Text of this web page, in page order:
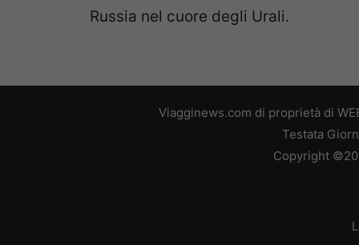
Russia nel cuore degli Urali.
Viagginews.com di proprietà di
Testata
Copyright